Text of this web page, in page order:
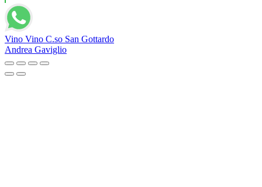
Vino Vino C.so San Gottardo
Andrea Gaviglio